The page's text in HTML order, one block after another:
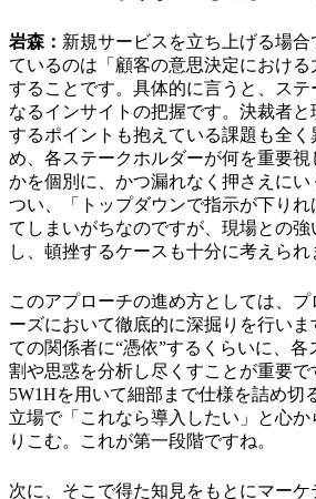
岩森： 新規サービスを立ち上げる場
ているのは「顧客の意思決定におけ
することです。具体的に言うと、ス
なるインサイトの把握です。決裁者
するポイントも抱えている課題も全く
め、各ステークホルダーが何を重要
かを個別に、かつ漏れなく押さえにい
つい、「トップダウンで指示が下りれ
てしまいがちなのですが、現場との
し、頓挫するケースも十分に考えられ
このアプローチの進め方としては、
ーズにおいて徹底的に深掘りを行い
ての関係者に“憑依”するくらいに、
割や思惑を分析し尽くすことが重要で
5W1Hを用いて細部まで仕様を詰め切
立場で「これなら導入したい」と心
りこむ。これが第一段階ですね。
次に、そこで得た知見をもとにマー